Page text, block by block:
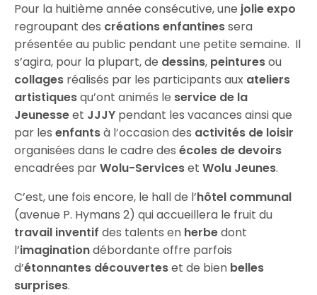
Pour la huitième année consécutive, une jolie expo
regroupant des créations enfantinessera
présentée au public pendant une petite semaine. Il
s’agira, pour la plupart, de dessins, peinturesou
collages réalisés par les participants aux ateliers
artistiquesqu’ont animés le service de la
Jeunesseet JJJY pendant les vacances ainsi que
par lesenfantsà l’occasion des activités de loisir
organisées dans le cadre desécoles de devoirs
encadrées parWolu-ServicesetWolu Jeunes.
C’est, une fois encore, le hall de l’hôtel communal
(avenue P. Hymans 2) qui accueillera le fruit du
travail inventif des talents en herbedont
l’imaginationdébordante offre parfois
d’étonnantes découverteset de bien belles
surprises.